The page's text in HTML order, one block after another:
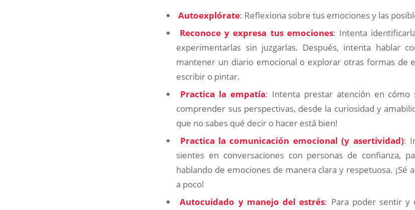
Autoexplórate: Reflexiona sobre tus emociones y las
Reconoce y expresa tus emociones: Intenta
experimentarlas sin juzgarlas. Después, intenta hablar
mantener un diario emocional o explorar otras formas de
escribir o pintar.
Practica la empatía: Intenta prestar atención en cómo
comprender sus perspectivas, desde la curiosidad y
que no sabes qué decir o hacer está bien!
Practica la comunicación emocional (y asertividad):
sientes en conversaciones con personas de confianza,
hablando de emociones de manera clara y respetuosa. ¡Sé
a poco!
Autocuidado y manejo del estrés: Para poder sentir y